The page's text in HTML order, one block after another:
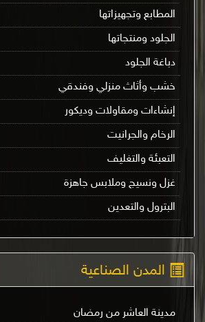
المطابع وتجهيزاتها
الجلود ومنتجاتها
دباغة الجلود
خشب وأثاث منزلي وفندقي
إنشاءات ومقاولات وديكور
الرخام والجرانيت
التعبئة والتغليف
غزل ونسيج وملابس جاهزة
البترول والتعدين
المدن الصناعية
مدينة العاشر من رمضان